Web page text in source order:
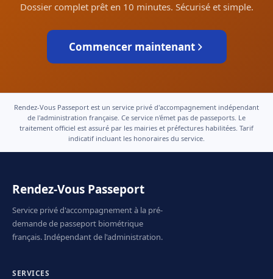
Dossier complet prêt en 10 minutes. Sécurisé et simple.
Commencer maintenant
Rendez-Vous Passeport est un service privé d'accompagnement indépendant
de l'administration française. Ce service n'émet pas de passeports. Le
traitement officiel est assuré par les mairies et préfectures habilitées. Tarif
indicatif incluant les honoraires du service.
Rendez-Vous Passeport
Service privé d'accompagnement à la pré-
demande de passeport biométrique
français. Indépendant de l'administration.
SERVICES